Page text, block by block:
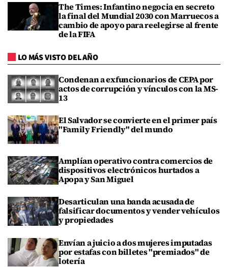
The Times: Infantino negocia en secreto
la final del Mundial 2030 con Marruecos a
cambio de apoyo para reelegirse al frente
de la FIFA
LO MÁS VISTO DEL AÑO
Condenan a exfuncionarios de CEPA por
actos de corrupción y vínculos con la MS-
13
El Salvador se convierte en el primer país
"Family Friendly" del mundo
Amplían operativo contra comercios de
dispositivos electrónicos hurtados a
Apopa y San Miguel
Desarticulan una banda acusada de
falsificar documentos y vender vehículos
y propiedades
Envían a juicio a dos mujeres imputadas
por estafas con billetes "premiados" de
lotería